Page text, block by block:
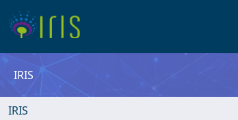
IRIS
IRIS